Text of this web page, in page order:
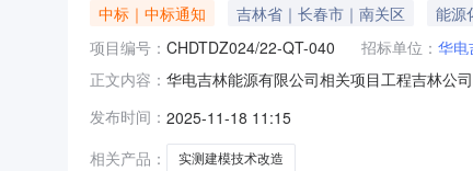
中标｜中标通知 吉林省｜长春市｜南关区 能源
项目编号： CHDTDZ024/22-QT-040 招标单位： 华电
正文内容： 华电吉林能源有限公司相关项目工程吉林公
无。三、联系方式招标人：华电吉林大安风
市南关区人民大街10
发布时间： 2025-11-18 11:15
相关产品：
实测建模技术改造